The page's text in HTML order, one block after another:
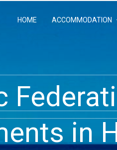
HOME ACCOMMODATION
in
-